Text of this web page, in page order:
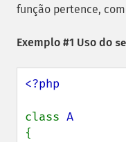
função pertence,
Exemplo #1 Uso do
<?php
class
{